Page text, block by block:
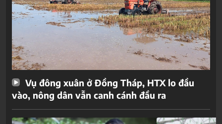
Vụ đông xuân ở Đồng Tháp, HTX lo đầu
vào, nông dân vẫn canh cánh đầu ra